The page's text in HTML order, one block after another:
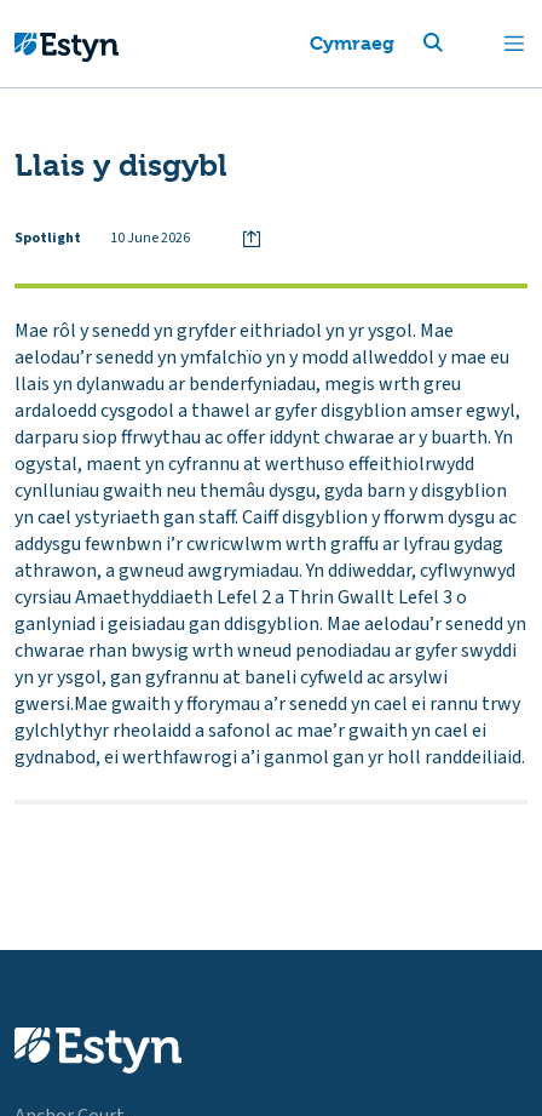
Cymraeg
Llais y disgybl
Spotlight 10 June 2026
Mae rôl y senedd yn gryfder eithriadol yn yr ysgol. Mae
aelodau’r senedd yn ymfalchïo yn y modd allweddol y mae eu
llais yn dylanwadu ar benderfyniadau, megis wrth greu
ardaloedd cysgodol a thawel ar gyfer disgyblion amser egwyl,
darparu siop ffrwythau ac offer iddynt chwarae ar y buarth. Yn
ogystal, maent yn cyfrannu at werthuso effeithiolrwydd
cynlluniau gwaith neu themâu dysgu, gyda barn y disgyblion
yn cael ystyriaeth gan staff. Caiff disgyblion y fforwm dysgu ac
addysgu fewnbwn i’r cwricwlwm wrth graffu ar lyfrau gydag
athrawon, a gwneud awgrymiadau. Yn ddiweddar, cyflwynwyd
cyrsiau Amaethyddiaeth Lefel 2 a Thrin Gwallt Lefel 3 o
ganlyniad i geisiadau gan ddisgyblion. Mae aelodau’r senedd yn
chwarae rhan bwysig wrth wneud penodiadau ar gyfer swyddi
yn yr ysgol, gan gyfrannu at baneli cyfweld ac arsylwi
gwersi.Mae gwaith y fforymau a’r senedd yn cael ei rannu trwy
gylchlythyr rheolaidd a safonol ac mae’r gwaith yn cael ei
gydnabod, ei werthfawrogi a’i ganmol gan yr holl randdeiliaid.